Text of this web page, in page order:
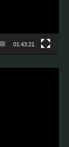
01:43:21